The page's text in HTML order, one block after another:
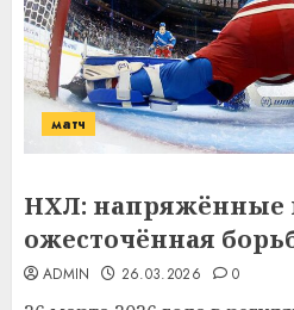
матч
НХЛ: напряжённые
ожесточённая
ADMIN 26.03.2026 0